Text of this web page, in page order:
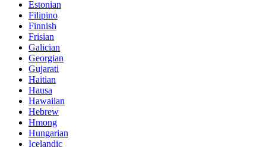
Estonian
Filipino
Finnish
Frisian
Galician
Georgian
Gujarati
Haitian
Hausa
Hawaiian
Hebrew
Hmong
Hungarian
Icelandic